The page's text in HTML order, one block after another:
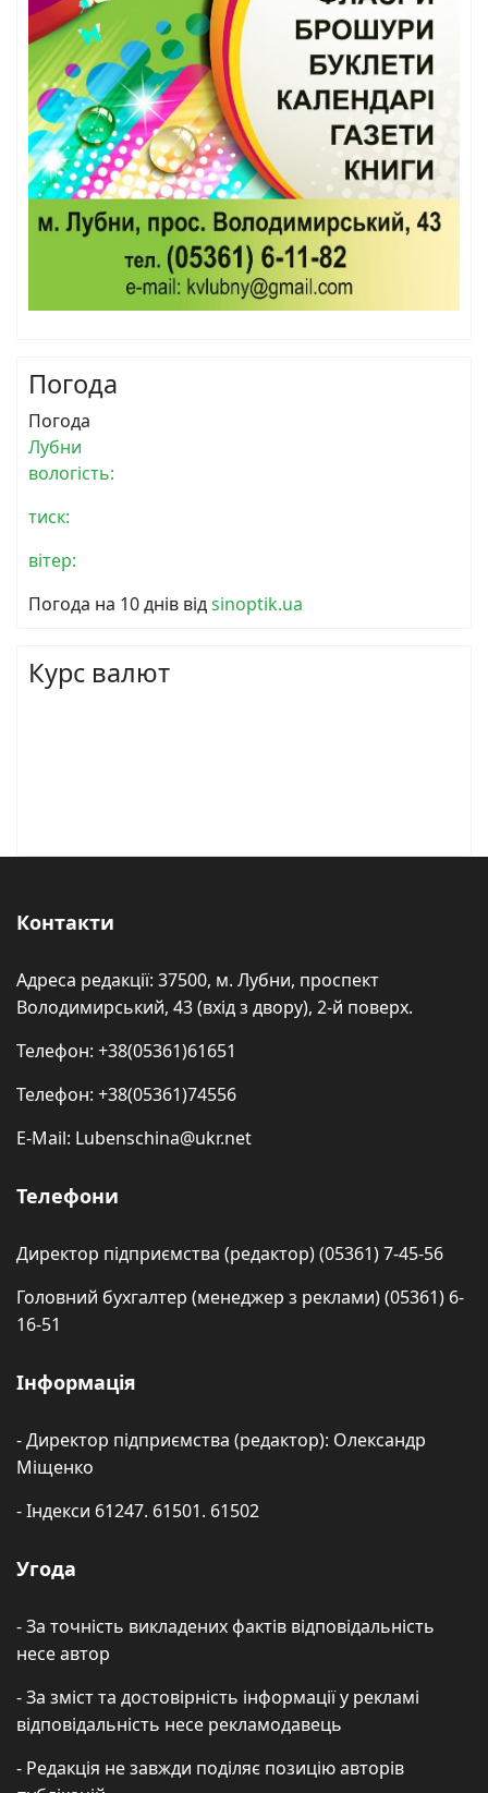
Погода
Погода
Лубни
вологість:
тиск:
вітер:
Погода на 10 днів відsinoptik.ua
Курс валют
Контакти
Адреса редакції: 37500, м. Лубни, проспект
Володимирський, 43 (вхід з двору), 2-й поверх.
Телефон: +38(05361)61651
Телефон: +38(05361)74556
E-Mail: Lubenschina@ukr.net
Телефони
Директор підприємства (редактор) (05361) 7-45-56
Головний бухгалтер (менеджер з реклами) (05361) 6-
16-51
Інформація
- Директор підприємства (редактор): Олександр
Міщенко
- Індекси 61247. 61501. 61502
Угода
- За точність викладених фактів відповідальність
несе автор
- За зміст та достовірність інформації у рекламі
відповідальність несе рекламодавець
- Редакція не завжди поділяє позицію авторів